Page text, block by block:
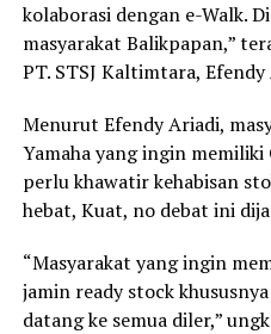
kolaborasi dengan e-Walk.
masyarakat Balikpapan,”
PT. STSJ Kaltimtara, Efendy
Menurut Efendy Ariadi,
Yamaha yang ingin
perlu khawatir kehabisan
hebat, Kuat, no debat ini
“Masyarakat yang ingin
jamin ready stock
datang ke semua diler,”